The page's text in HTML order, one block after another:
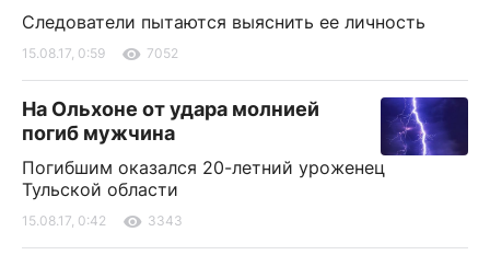
Следователи пытаются выяснить ее личность
15.08.17, 0:59 7052
На Ольхоне от удара молнией
погиб мужчина
Погибшим оказался 20-летний уроженец
Тульской области
15.08.17, 0:42 3343